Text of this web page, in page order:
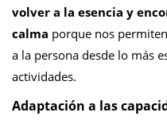
volver a la esencia y
calma porque nos
a la persona desde lo más
actividades.
Adaptación a las